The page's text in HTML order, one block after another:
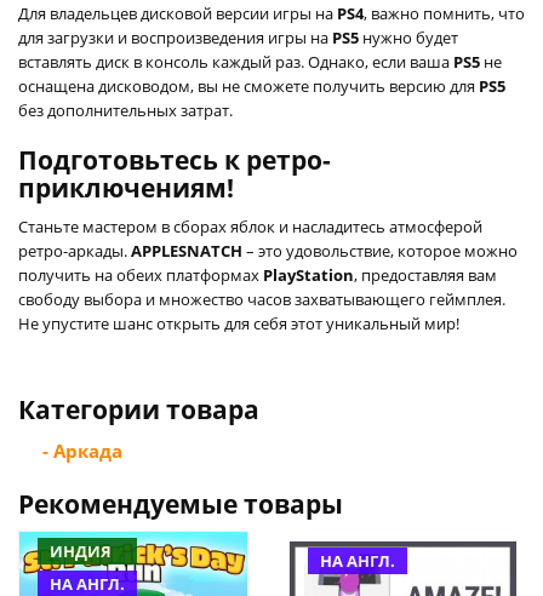
Для владельцев дисковой версии игры на PS4, важно помнить, что
для загрузки и воспроизведения игры на PS5 нужно будет
вставлять диск в консоль каждый раз. Однако, если ваша PS5 не
оснащена дисководом, вы не сможете получить версию для PS5
без дополнительных затрат.
Подготовьтесь к ретро-
приключениям!
Станьте мастером в сборах яблок и насладитесь атмосферой
ретро-аркады.APPLESNATCH – это удовольствие, которое можно
получить на обеих платформах PlayStation, предоставляя вам
свободу выбора и множество часов захватывающего геймплея.
Не упустите шанс открыть для себя этот уникальный мир!
Категории товара
- Аркада
Рекомендуемые товары
ИНДИЯ
НА АНГЛ.
НА АНГЛ.